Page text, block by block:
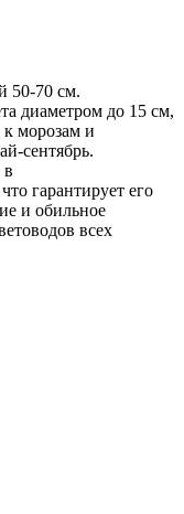
50-70 см.
диаметром до 15 см,
к морозам и
сентябрь.
гарантирует его
и обильное
всех